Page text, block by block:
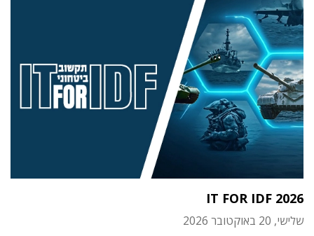
IT FOR IDF 2026
שלישי, 20 באוקטובר 2026